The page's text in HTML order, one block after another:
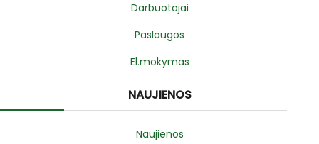
Darbuotojai
Paslaugos
El.mokymas
NAUJIENOS
Naujienos